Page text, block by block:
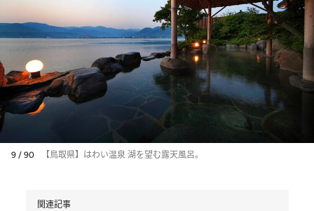
9 / 90 【鳥取県】はわい温泉 湖を望む露天風呂。
関連記事